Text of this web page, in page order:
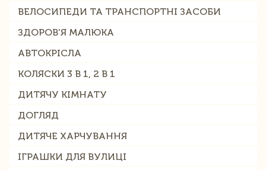
ВЕЛОСИПЕДИ ТА ТРАНСПОРТНІ ЗАСОБИ
ЗДОРОВ'Я МАЛЮКА
АВТОКРІСЛА
КОЛЯСКИ 3 В 1, 2 В 1
ДИТЯЧУ КІМНАТУ
ДОГЛЯД
ДИТЯЧЕ ХАРЧУВАННЯ
ІГРАШКИ ДЛЯ ВУЛИЦІ